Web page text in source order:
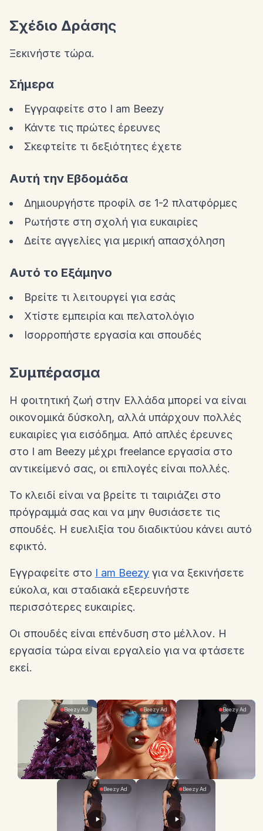
Σχέδιο Δράσης
Ξεκινήστε τώρα.
Σήμερα
Εγγραφείτε στο I am Beezy
Κάντε τις πρώτες έρευνες
Σκεφτείτε τι δεξιότητες έχετε
Αυτή την Εβδομάδα
Δημιουργήστε προφίλ σε 1-2 πλατφόρμες
Ρωτήστε στη σχολή για ευκαιρίες
Δείτε αγγελίες για μερική απασχόληση
Αυτό το Εξάμηνο
Βρείτε τι λειτουργεί για εσάς
Χτίστε εμπειρία και πελατολόγιο
Ισορροπήστε εργασία και σπουδές
Συμπέρασμα
Η φοιτητική ζωή στην Ελλάδα μπορεί να είναι
οικονομικά δύσκολη, αλλά υπάρχουν πολλές
ευκαιρίες για εισόδημα. Από απλές έρευνες
στο I am Beezy μέχρι freelance εργασία στο
αντικείμενό σας, οι επιλογές είναι πολλές.
Το κλειδί είναι να βρείτε τι ταιριάζει στο
πρόγραμμά σας και να μην θυσιάσετε τις
σπουδές. Η ευελιξία του διαδικτύου κάνει αυτό
εφικτό.
Εγγραφείτε στο I am Beezy για να ξεκινήσετε
εύκολα, και σταδιακά εξερευνήστε
περισσότερες ευκαιρίες.
Οι σπουδές είναι επένδυση στο μέλλον. Η
εργασία τώρα είναι εργαλείο για να φτάσετε
εκεί.